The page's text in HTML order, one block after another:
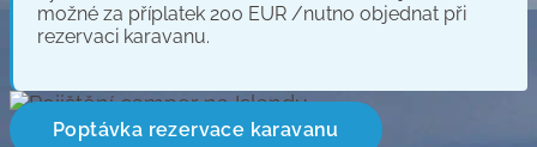
možné za příplatek 200 EUR /nutno objednat při
rezervaci karavanu.
Poptávka rezervace karavanu